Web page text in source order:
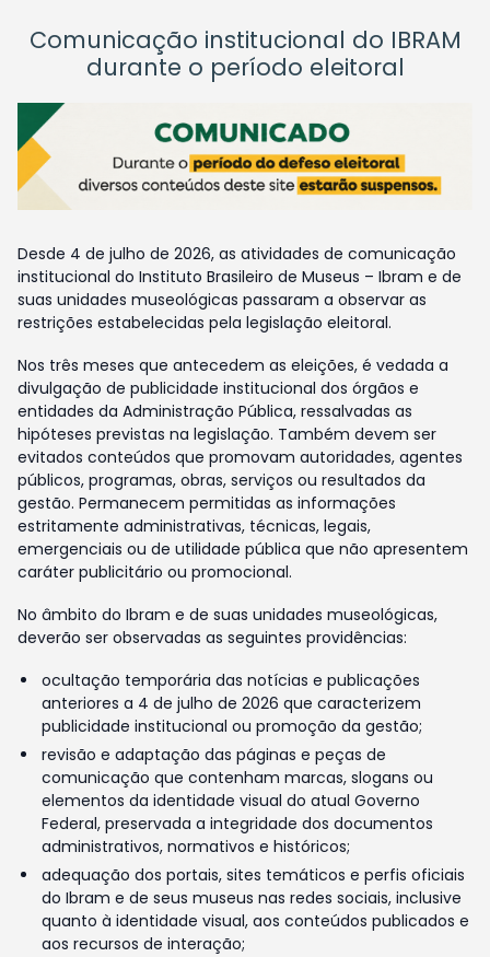
Comunicação institucional do IBRAM
durante o período eleitoral
Desde 4 de julho de 2026, as atividades de comunicação
institucional do Instituto Brasileiro de Museus – Ibram e de
suas unidades museológicas passaram a observar as
restrições estabelecidas pela legislação eleitoral.
Nos três meses que antecedem as eleições, é vedada a
divulgação de publicidade institucional dos órgãos e
entidades da Administração Pública, ressalvadas as
hipóteses previstas na legislação. Também devem ser
evitados conteúdos que promovam autoridades, agentes
públicos, programas, obras, serviços ou resultados da
gestão. Permanecem permitidas as informações
estritamente administrativas, técnicas, legais,
emergenciais ou de utilidade pública que não apresentem
caráter publicitário ou promocional.
No âmbito do Ibram e de suas unidades museológicas,
deverão ser observadas as seguintes providências:
ocultação temporária das notícias e publicações
anteriores a 4 de julho de 2026 que caracterizem
publicidade institucional ou promoção da gestão;
revisão e adaptação das páginas e peças de
comunicação que contenham marcas, slogans ou
elementos da identidade visual do atual Governo
Federal, preservada a integridade dos documentos
administrativos, normativos e históricos;
adequação dos portais, sites temáticos e perfis oficiais
do Ibram e de seus museus nas redes sociais, inclusive
quanto à identidade visual, aos conteúdos publicados e
aos recursos de interação;